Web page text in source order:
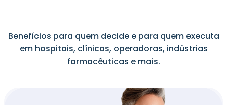
Benefícios para quem decide e para quem executa
em hospitais, clínicas, operadoras, indústrias
farmacêuticas e mais.